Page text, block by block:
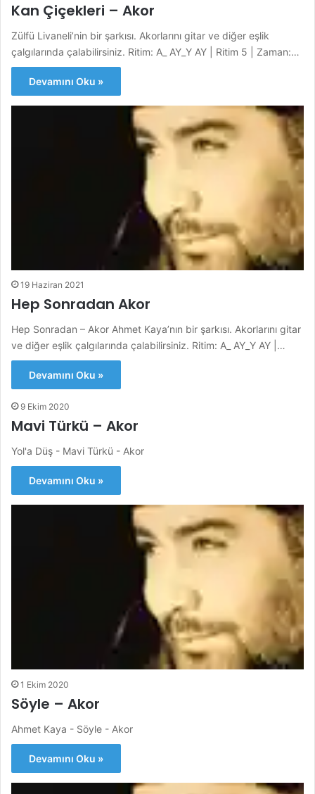
Kan Çiçekleri – Akor
Zülfü Livaneli’nin bir şarkısı. Akorlarını gitar ve diğer eşlik
çalgılarında çalabilirsiniz. Ritim: A_ AY_Y AY | Ritim 5 | Zaman:…
Devamını Oku »
19 Haziran 2021
Hep Sonradan Akor
Hep Sonradan – Akor Ahmet Kaya’nın bir şarkısı. Akorlarını gitar
ve diğer eşlik çalgılarında çalabilirsiniz. Ritim: A_ AY_Y AY |…
Devamını Oku »
9 Ekim 2020
Mavi Türkü – Akor
Yol'a Düş - Mavi Türkü - Akor
Devamını Oku »
1 Ekim 2020
Söyle – Akor
Ahmet Kaya - Söyle - Akor
Devamını Oku »